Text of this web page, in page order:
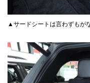
▲サードシートは言わずもが